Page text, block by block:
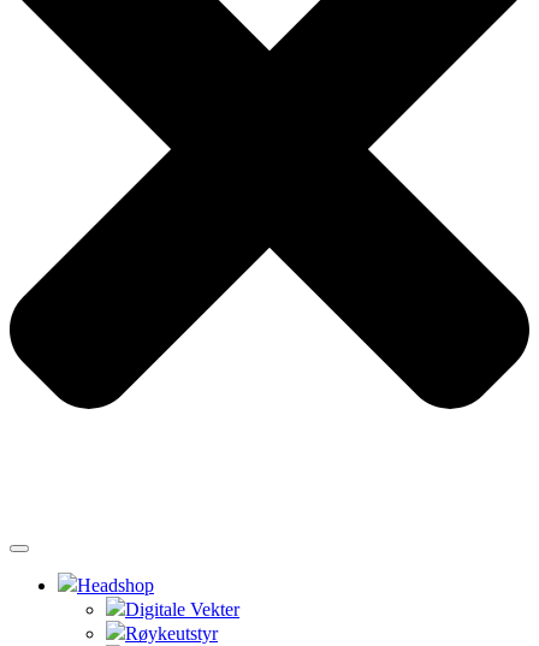
Headshop
Digitale Vekter
Røykeutstyr